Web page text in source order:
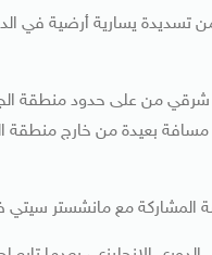
مع مانشستر سيتي ضد بورنموث،